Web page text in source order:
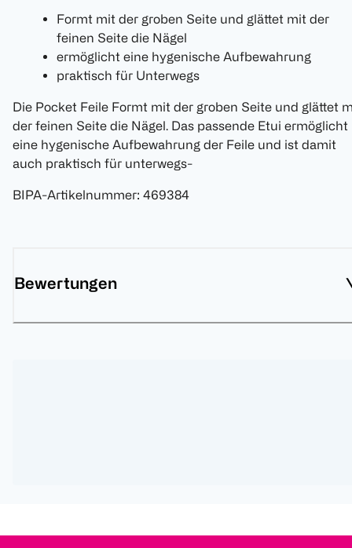
Formt mit der groben Seite und glättet mit der
feinen Seite die Nägel
ermöglicht eine hygenische Aufbewahrung
praktisch für Unterwegs
Die Pocket Feile Formt mit der groben Seite und glättet
der feinen Seite die Nägel. Das passende Etui ermöglicht
eine hygenische Aufbewahrung der Feile und ist damit
auch praktisch für unterwegs-
BIPA-Artikelnummer: 469384
Bewertungen